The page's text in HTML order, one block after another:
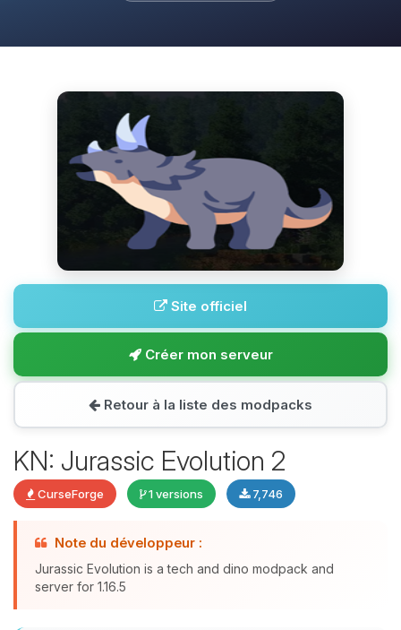
Site officiel
Créer mon serveur
Retour à la liste des modpacks
KN: Jurassic Evolution 2
CurseForge 1 versions 7,746
Note du développeur :
Jurassic Evolution is a tech and dino modpack and
server for 1.16.5
Youpi, enfin quelqu’un pour me
parler ! Moi c’est Choupy, ton petit
assistant BoxToPlay. Dis-moi ce dont
tu as besoin et je vais remuer mes